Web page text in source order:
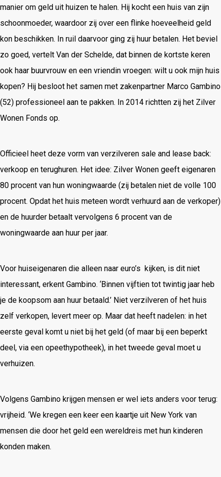
manier om geld uit huizen te halen. Hij kocht een huis van zijn
schoonmoeder, waardoor zij over een flinke hoeveelheid geld
kon beschikken. In ruil daarvoor ging zij huur betalen. Het beviel
zo goed, vertelt Van der Schelde, dat binnen de kortste keren
ook haar buurvrouw en een vriendin vroegen: wilt u ook mijn huis
kopen? Hij besloot het samen met zakenpartner Marco Gambino
(52) professioneel aan te pakken. In 2014 richtten zij het Zilver
Wonen Fonds op.
Officieel heet deze vorm van verzilveren sale and lease back:
verkoop en terughuren. Het idee: Zilver Wonen geeft eigenaren
80 procent van hun woningwaarde (zij betalen niet de volle 100
procent. Opdat het huis meteen wordt verhuurd aan de verkoper)
en de huurder betaalt vervolgens 6 procent van de
woningwaarde aan huur per jaar.
Voor huiseigenaren die alleen naar euro’s kijken, is dit niet
interessant, erkent Gambino. ‘Binnen vijftien tot twintig jaar heb
je de koopsom aan huur betaald.’ Niet verzilveren of het huis
zelf verkopen, levert meer op. Maar dat heeft nadelen: in het
eerste geval komt u niet bij het geld (of maar bij een beperkt
deel, via een opeethypotheek), in het tweede geval moet u
verhuizen.
Volgens Gambino krijgen mensen er wel iets anders voor terug:
vrijheid. ‘We kregen een keer een kaartje uit New York van
mensen die door het geld een wereldreis met hun kinderen
konden maken.